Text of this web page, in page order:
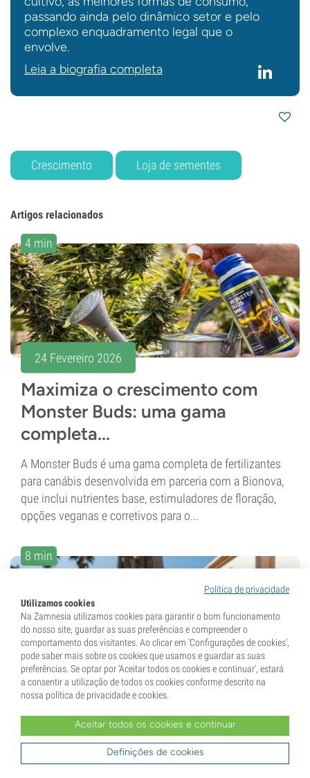
passando ainda pelo dinâmico setor e pelo
complexo enquadramento legal que o
envolve.
Leia a biografia completa
Crescimento Loja de sementes
Artigos relacionados
4 min
24 Fevereiro 2026
Maximiza o crescimento com
Monster Buds: uma gama
completa...
A Monster Buds é uma gama completa de fertilizantes
para canábis desenvolvida em parceria com a Bionova,
que inclui nutrientes base, estimuladores de floração,
opções veganas e corretivos para o...
8 min
19 Janeiro 2026
Melhores variedades de canábis
para cultivo no...
Quais são as variedades de canábis que melhor se
Política de privacidade
Utilizamos cookies
Na Zamnesia utilizamos cookies para garantir o bom funcionamento
do nosso site, guardar as suas preferências e compreender o
comportamento dos visitantes. Ao clicar em 'Configurações de cookies',
pode saber mais sobre os cookies que usamos e guardar as suas
preferências. Se optar por 'Aceitar todos os cookies e continuar', estará
a consentir a utilização de todos os cookies conforme descrito na
nossa política de privacidade e cookies.
Aceitar todos os cookies e continuar
Definições de cookies